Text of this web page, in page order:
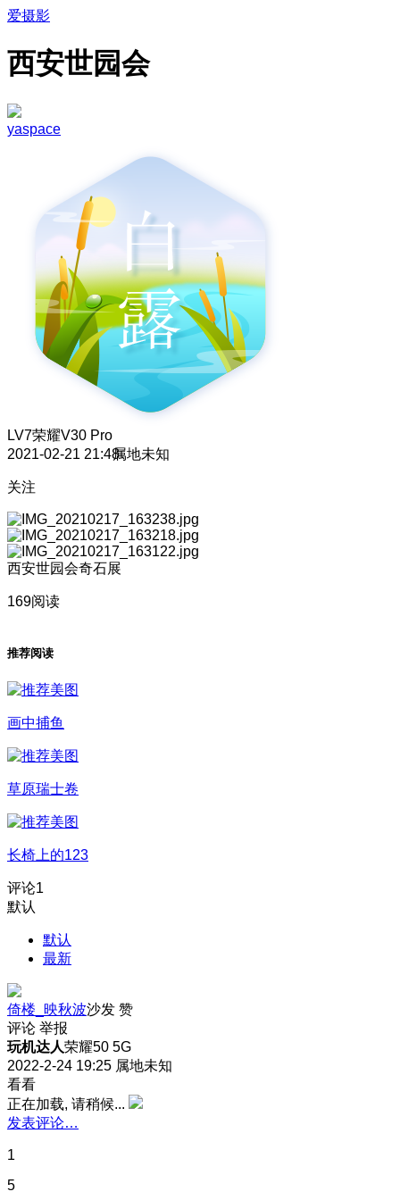
爱摄影
西安世园会
yaspace
LV7荣耀V30 Pro
2021-02-21 21:48属地未知
关注
西安世园会奇石展
169阅读
推荐阅读
画中捕鱼
草原瑞士卷
长椅上的123
评论1
默认
默认
最新
倚楼_映秋波沙发 赞
评论 举报
玩机达人荣耀50 5G
2022-2-24 19:25 属地未知
看看
正在加载, 请稍候...
发表评论…
1
5